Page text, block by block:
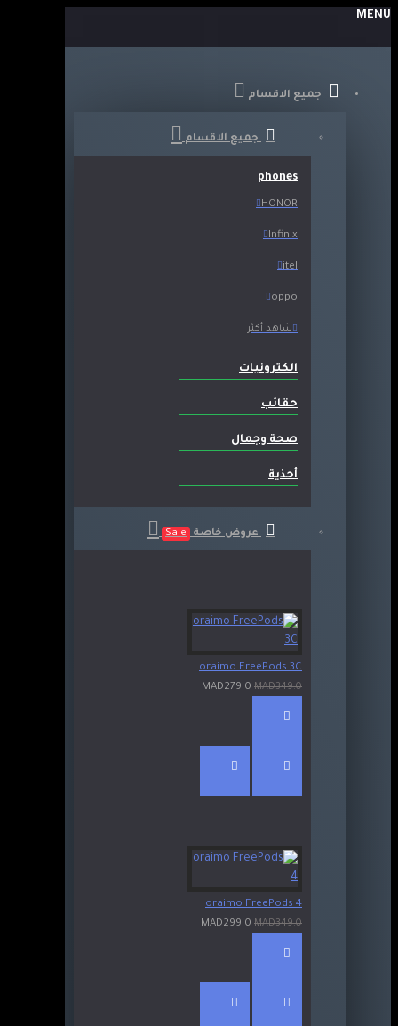
MENU
جميع الاقسام
جميع الاقسام
phones
HONOR
Infinix
itel
oppo
شاهد أكثر
الكترونيات
حقائب
صحة وجمال
أحذية
عروض خاصة Sale
oraimo FreePods 3C
MAD279.0 MAD349.0
oraimo FreePods 4
MAD299.0 MAD349.0